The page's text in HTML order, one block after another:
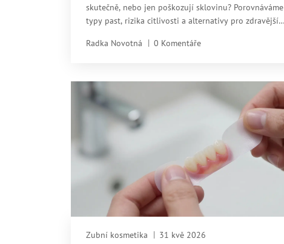
skutečně, nebo jen poškozují sklovinu? Porovnáváme
typy past, rizika citlivosti a alternativy pro zdravější
Radka Novotná
0 Komentáře
Zubní kosmetika 31 kvě 2026